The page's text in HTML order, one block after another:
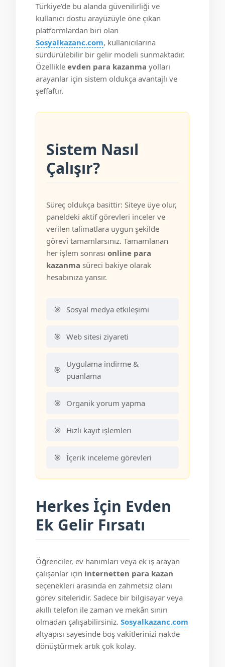
Türkiye’de bu alanda güvenilirliği ve
kullanıcı dostu arayüzüyle öne çıkan
platformlardan biri olan
Sosyalkazanc.com, kullanıcılarına
sürdürülebilir bir gelir modeli sunmaktadır.
Özellikle evden para kazanma yolları
arayanlar için sistem oldukça avantajlı ve
şeffaftır.
Sistem Nasıl
Çalışır?
Süreç oldukça basittir: Siteye üye olur,
paneldeki aktif görevleri inceler ve
verilen talimatlara uygun şekilde
görevi tamamlarsınız. Tamamlanan
her işlem sonrası online para
kazanma süreci bakiye olarak
hesabınıza yansır.
Sosyal medya etkileşimi
Web sitesi ziyareti
Uygulama indirme &
puanlama
Organik yorum yapma
Hızlı kayıt işlemleri
İçerik inceleme görevleri
Herkes İçin Evden
Ek Gelir Fırsatı
Öğrenciler, ev hanımları veya ek iş arayan
çalışanlar için internetten para kazan
seçenekleri arasında en zahmetsiz olanı
görev siteleridir. Sadece bir bilgisayar veya
akıllı telefon ile zaman ve mekân sınırı
olmadan çalışabilirsiniz. Sosyalkazanc.com
altyapısı sayesinde boş vakitlerinizi nakde
dönüştürmek artık çok kolay.